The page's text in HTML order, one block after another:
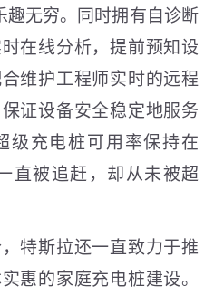
趣无穷。同时拥有自诊断
在线分析，提前预知设
维护工程师实时的远程
证设备安全稳定地服务
级充电桩可用率保持在
直被追赶，却从未被超
特斯拉还一直致力于推
惠的家庭充电桩建设。